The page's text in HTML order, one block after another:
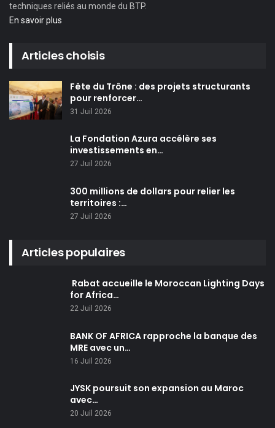
techniques reliés au monde du BTP.
En savoir plus
Articles choisis
Fête du Trône : des projets structurants
pour renforcer…
31 Juil 2026
La Fondation Azura accélère ses
investissements en…
27 Juil 2026
300 millions de dollars pour relier les
territoires :…
27 Juil 2026
Articles populaires
Rabat accueille le Moroccan Lighting Days
for Africa…
22 Juil 2026
BANK OF AFRICA rapproche la banque des
MRE avec un…
16 Juil 2026
JYSK poursuit son expansion au Maroc
avec…
20 Juil 2026